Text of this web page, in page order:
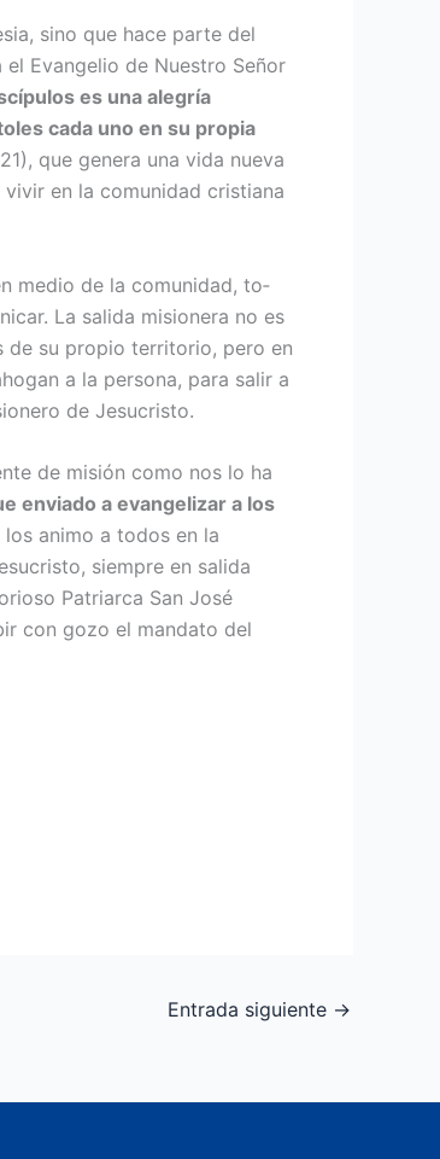
sino que hace parte del
Evangelio de Nuestro Señor
es una alegría
cada uno en su propia
que genera una vida nueva
en la comunidad cristia­na
medio de la comunidad, to­
La salida misionera no es
de su propio territorio, pero en
a la persona, para salir a
de Jesucristo.
de misión como nos lo ha
enviado a evange­lizar a los
los animo a todos en la
siempre en salida
Patriarca San José
con gozo el mandato del
Entrada siguiente →